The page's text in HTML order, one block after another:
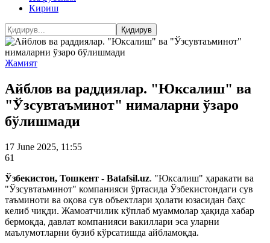
Кириш
Жамият
Айблов ва раддиялар. "Юксалиш" ва
"Ўзсувтаъминот" нималарни ўзаро
бўлишмади
17 June 2025, 11:55
61
Ўзбекистон, Тошкент - Batafsil.uz. "Юксалиш" ҳаракати ва
"Ўзсувтаъминот" компанияси ўртасида Ўзбекистондаги сув
таъминоти ва оқова сув объектлари ҳолати юзасидан баҳс
келиб чиқди. Жамоатчилик кўплаб муаммолар ҳақида хабар
бермоқда, давлат компанияси вакиллари эса уларни
маълумотларни бузиб кўрсатишда айбламоқда.